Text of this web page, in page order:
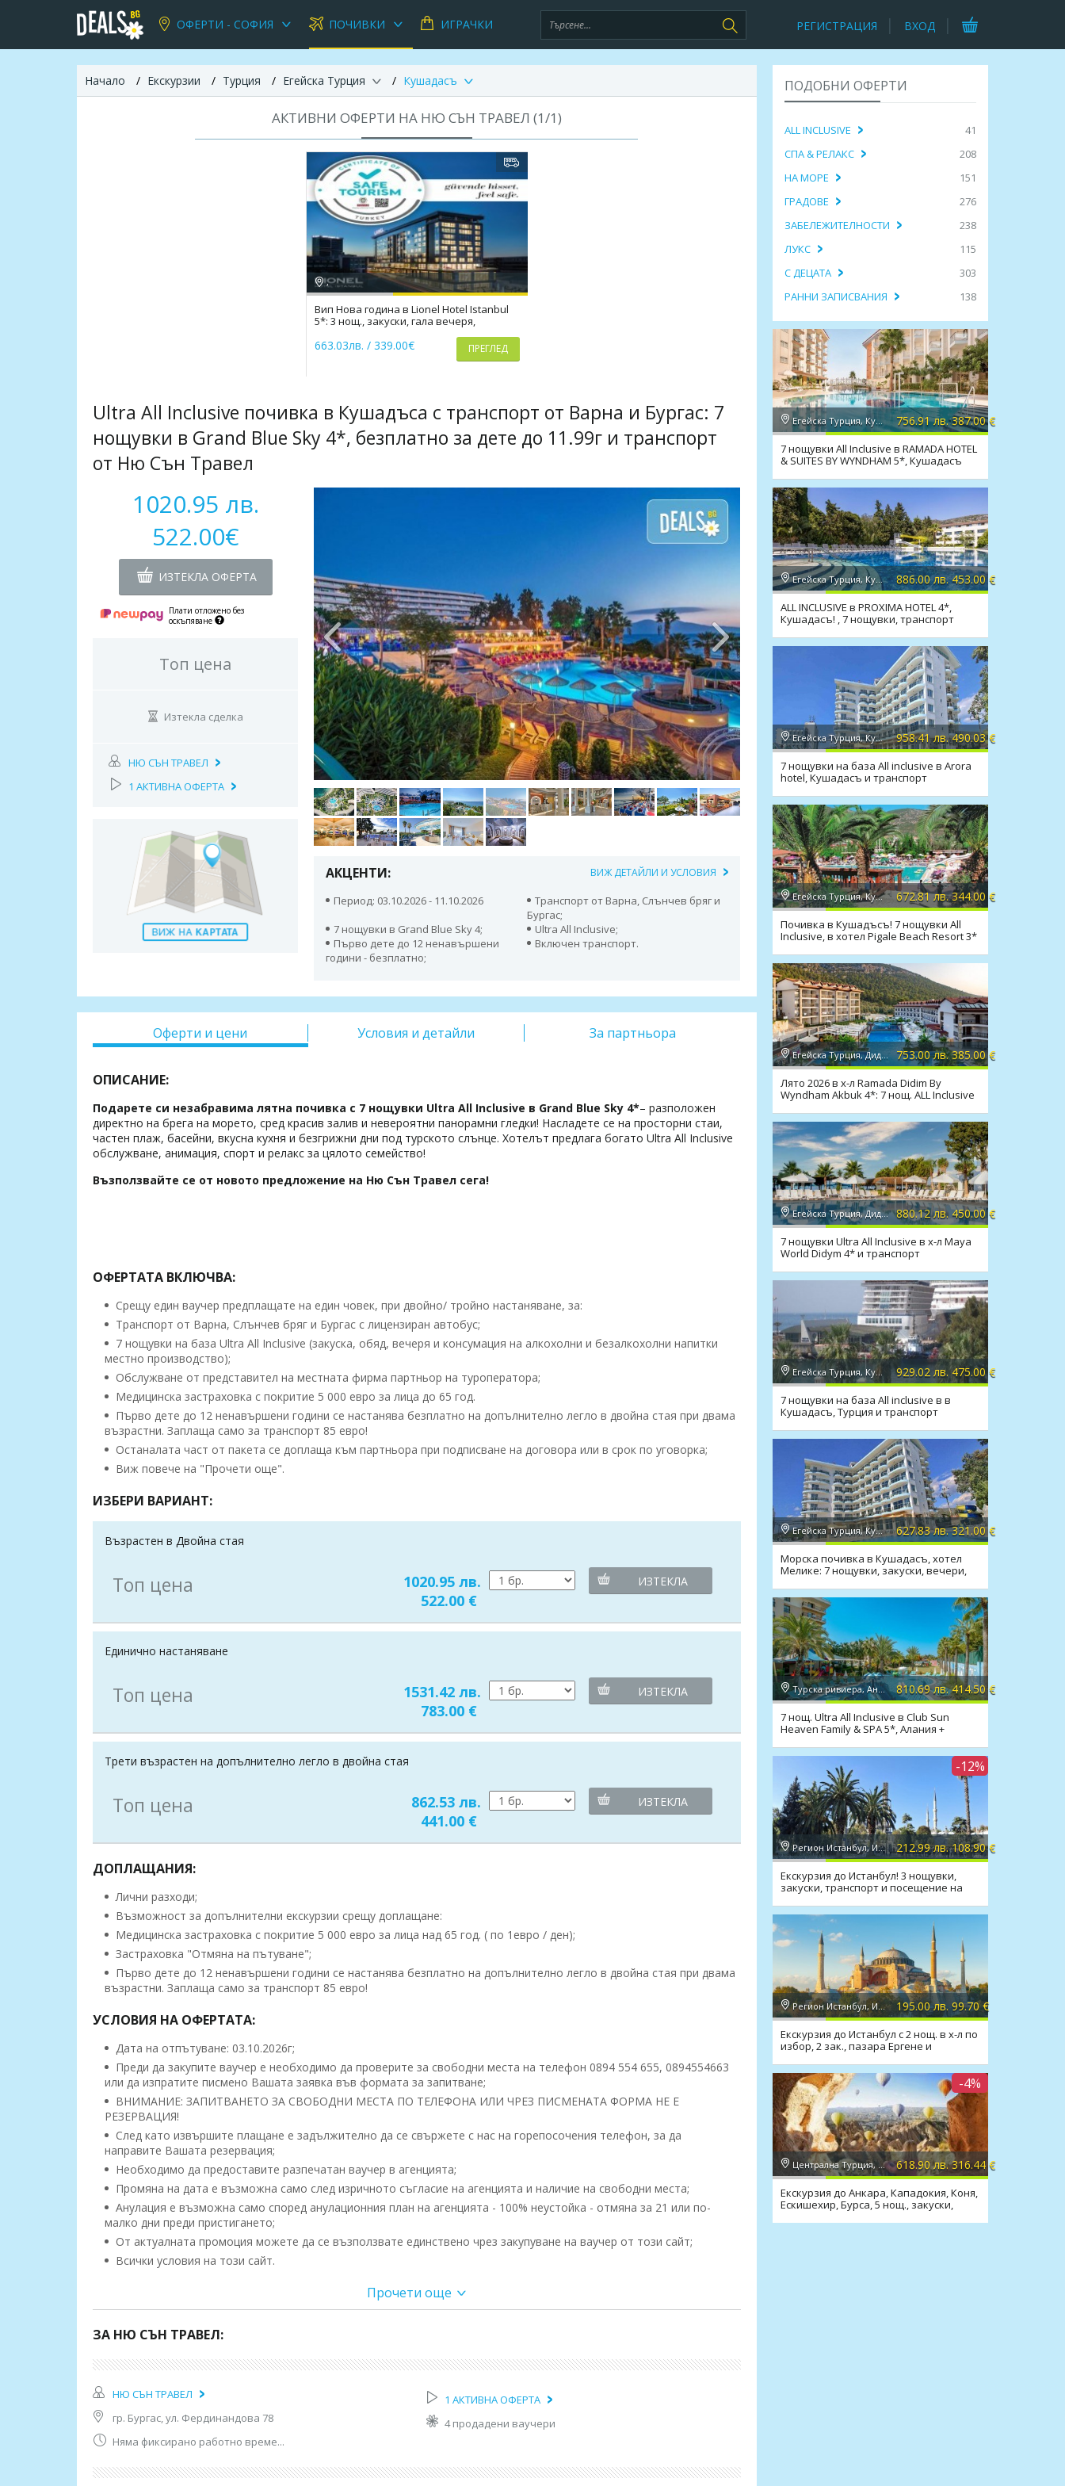
ОФЕРТИ - СОФИЯ ПОЧИВКИ ИГРАЧКИ РЕГИСТРАЦИЯ ВХОД
Начало Екскурзии Турция Егейска Турция Кушадасъ
АКТИВНИ ОФЕРТИ НА НЮ СЪН ТРАВЕЛ (1/1)
,
Вип Нова година в Lionel Hotel Istanbul
5*: 3 нощ., закуски, гала вечеря,
663.03лв. / 339.00€ ПРЕГЛЕД
Ultra All Inclusive почивка в Кушадъса с транспорт от Варна и Бургас: 7
нощувки в Grand Blue Sky 4*, безплатно за дете до 11.99г и транспорт
от Ню Сън Травел
АКЦЕНТИ: ВИЖ ДЕТАЙЛИ И УСЛОВИЯ
Период: 03.10.2026 - 11.10.2026
Транспорт от Варна, Слънчев бряг и
Бургас;
7 нощувки в Grand Blue Sky 4;
Ultra All Inclusive;
Първо дете до 12 ненавършени
години - безплатно;
Включен транспорт.
1020.95 лв.
522.00€
ИЗТЕКЛА ОФЕРТА
Плати отложено без
оскъпяване
Топ цена
Изтекла сделка
НЮ СЪН ТРАВЕЛ
1 АКТИВНА ОФЕРТА
Оферти и цени Условия и детайли За партньора
ОПИСАНИЕ:
Подарете си незабравима лятна почивка с 7 нощувки Ultra All Inclusive в Grand Blue Sky 4*– разположен
директно на брега на морето, сред красив залив и невероятни панорамни гледки! Насладете се на просторни стаи,
частен плаж, басейни, вкусна кухня и безгрижни дни под турското слънце. Хотелът предлага богато Ultra All Inclusive
обслужване, анимация, спорт и релакс за цялото семейство!
Възползвайте се от новото предложение на Ню Сън Травел сега!
ОФЕРТАТА ВКЛЮЧВА:
Срещу един ваучер предплащате на един човек, при двойно/ тройно настаняване, за:
Транспорт от Варна, Слънчев бряг и Бургас с лицензиран автобус;
7 нощувки на база Ultra All Inclusive (закуска, обяд, вечеря и консумация на алкохолни и безалкохолни напитки
местно производство);
Обслужване от представител на местната фирма партньор на туроператора;
Mедицинска застраховка с покритие 5 000 еврo за лица до 65 год.
Първо дете до 12 ненавършени години се настанява безплатно на допълнително легло в двойна стая при двама
възрастни. Заплаща само за транспорт 85 евро!
Останалата част от пакета се доплаща към партньора при подписване на договора или в срок по уговорка;
Виж повече на "Прочети още".
ИЗБЕРИ ВАРИАНТ:
Възрастен в Двойна стая
Топ цена
1020.95 лв.
522.00 €
ИЗТЕКЛА
Единично настаняване
Топ цена
1531.42 лв.
783.00 €
ИЗТЕКЛА
Трети възрастен на допълнително легло в двойна стая
Топ цена
862.53 лв.
441.00 €
ИЗТЕКЛА
ДОПЛАЩАНИЯ:
Лични разходи;
Възможност за допълнителни екскурзии срещу доплащане:
Mедицинска застраховка с покритие 5 000 еврo за лица над 65 год. ( по 1евро / ден);
Застраховка "Отмяна на пътуване";
Първо дете до 12 ненавършени години се настанява безплатно на допълнително легло в двойна стая при двама
възрастни. Заплаща само за транспорт 85 евро!
УСЛОВИЯ НА ОФЕРТАТА:
Дата на отпътуване: 03.10.2026г;
Преди да закупите ваучер е необходимо да проверите за свободни места на телефон 0894 554 655, 0894554663
или да изпратите писмено Вашата заявка във формата за запитване;
ВНИМАНИЕ: ЗАПИТВАНЕТО ЗА СВОБОДНИ МЕСТА ПО ТЕЛЕФОНА ИЛИ ЧРЕЗ ПИСМЕНАТА ФОРМА НЕ Е
РЕЗЕРВАЦИЯ!
След като извършите плащане е задължително да се свържете с нас на горепосочения телефон, за да
направите Вашата резервация;
Необходимо да предоставите разпечатан ваучер в агенцията;
Промяна на дата е възможна само след изричното съгласие на агенцията и наличие на свободни места;
Анулация е възможна само според анулационния план на агенцията - 100% неустойка - отмяна за 21 или по-
малко дни преди пристигането;
От актуалната промоция можете да се възползвате единствено чрез закупуване на ваучер от този сайт;
Всички условия на този сайт.
1 ден - 03.10
(бензиностанция OMV до хотел "Мираж"). Отпътуване към границата, преминаване. Нощен преход. Почивки по пътя.
2 ден -04.11-Пристигане в Кушадасъ. Настаняване в хотела. Ултра Ол инклузив. Свободно време за плаж, разходки
3-ти до 8-ми ден:Свободно време за плаж, разходки и шопинг. Ултра Ол инклузив. Възможност за допълнителни
екскурзии (срещу заплащане).
9 ден:Закуска. Освобождаване на стаите. Отпътуване за България. Почивки по пътя. Пристигане в България в
Бургас, Слънчев бряг и Варна - посред нощ.
Информация за хотела:
Намира се на 75 км от летище Измир, на 125 км от летище Милас, на 3 км от центъра на Кушадасъ, на брега на
Прочети още
ЗА НЮ СЪН ТРАВЕЛ:
НЮ СЪН ТРАВЕЛ
гр. Бургас, ул. Фердинандова 78
Няма фиксирано работно време...
1 АКТИВНА ОФЕРТА
4 продадени ваучери
ПОДОБНИ ОФЕРТИ
ALL INCLUSIVE
41
СПА & РЕЛАКС
208
НА МОРЕ
151
ГРАДОВЕ
276
ЗАБЕЛЕЖИТЕЛНОСТИ
238
ЛУКС
115
С ДЕЦАТА
303
РАННИ ЗАПИСВАНИЯ
138
Егейска Турция, Кушадасъ 756.91 лв. 387.00 €
7 нощувки All Inclusive в RAMADA HOTEL
& SUITES BY WYNDHAM 5*, Кушадасъ
Егейска Турция, Кушадасъ 886.00 лв. 453.00 €
ALL INCLUSIVE в PROXIMA HOTEL 4*,
Кушадасъ! , 7 нощувки, транспорт
Егейска Турция, Кушадасъ 958.41 лв. 490.03 €
7 нощувки на база All inclusive в Arora
hotel, Кушадасъ и транспорт
Егейска Турция, Кушадасъ 672.81 лв. 344.00 €
Почивка в Кушадъсъ! 7 нощувки All
Inclusive, в хотел Pigale Beach Resort 3*
Егейска Турция, Дидим 753.00 лв. 385.00 €
Лято 2026 в х-л Ramada Didim By
Wyndham Akbuk 4*: 7 нощ. ALL Inclusive
Егейска Турция, Дидим 880.12 лв. 450.00 €
7 нощувки Ultra All Inclusive в х-л Maya
World Didym 4* и транспорт
Егейска Турция, Кушадасъ 929.02 лв. 475.00 €
7 нощувки на база All inclusive в в
Кушадасъ, Турция и транспорт
Егейска Турция, Кушадасъ 627.83 лв. 321.00 €
Морска почивка в Кушадасъ, хотел
Мелике: 7 нощувки, закуски, вечери,
Турска ривиера, Анталия 810.69 лв. 414.50 €
7 нощ. Ultra All Inclusive в Club Sun
Heaven Family & SPA 5*, Алания +
-12%
Регион Истанбул, Истанбул 212.99 лв. 108.90 €
Екскурзия до Истанбул! 3 нощувки,
закуски, транспорт и посещение на
Регион Истанбул, Истанбул 195.00 лв. 99.70 €
Екскурзия до Истанбул с 2 нощ. в х-л по
избор, 2 зак., пазара Ергене и
-4%
Централна Турция, Кападокия 618.90 лв. 316.44 €
Екскурзия до Анкара, Кападокия, Коня,
Ескишехир, Бурса, 5 нощ., закуски,